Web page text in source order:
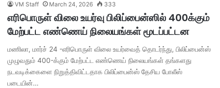
VM Staff March 24, 2026 333
எரிபொருள் விலை உயர்வு பிலிப்பைன்ஸில் 400க்கும்
மேற்பட்ட எண்ணெய் நிலையங்கள் மூடப்பட்டன
மணிலா, மார்ச் 24 -எரிபொருள் விலை உயர்வைத் தொடர்ந்து, பிலிப்பைன்ஸ்
முழுவதும் 400-க்கும் மேற்பட்ட எண்ணெய் நிலையங்கள் தங்களது
நடவடிக்கைளை நிறுத்திவிட்டதாக பிலிப்பைன்ஸ் தேசிய போலீஸ்
படையின்…